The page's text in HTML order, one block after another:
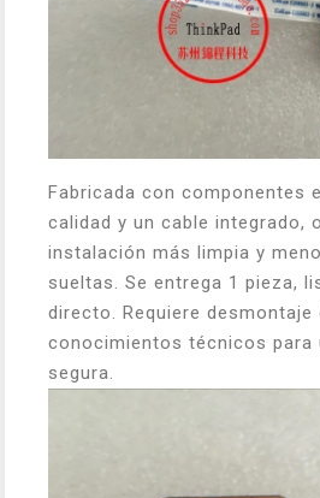
Fabricada con componentes
calidad y un cable integrado,
instalación más limpia y
sueltas. Se entrega 1 pieza,
directo. Requiere desmontaje
conocimientos técnicos para
segura.